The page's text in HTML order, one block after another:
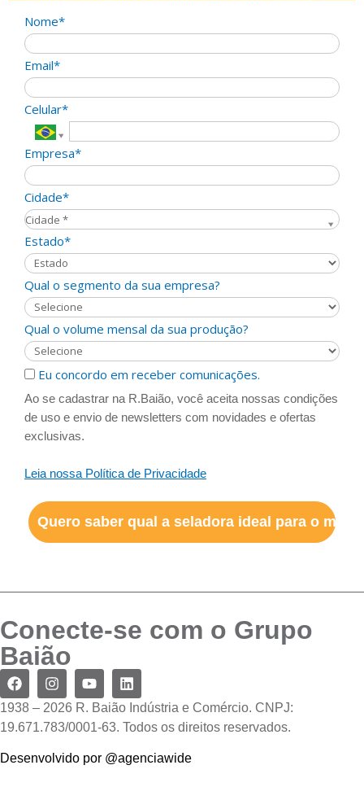
Nome*
Email*
Celular*
Empresa*
Cidade*
Cidade *
Cidade*
Estado*
Qual o segmento da sua empresa?
Qual o volume mensal da sua produção?
Eu concordo em receber comunicações.
Ao se cadastrar na R.Baião, você aceita nossas condições
de uso e envio de newsletters com novidades e ofertas
exclusivas.
Leia nossa Política de Privacidade
Quero saber qual a seladora ideal para o meu
Conecte-se com o Grupo
Baião
1938 – 2026 R. Baião Indústria e Comércio. CNPJ:
19.671.783/0001-63. Todos os direitos reservados.
Desenvolvido por @agenciawide